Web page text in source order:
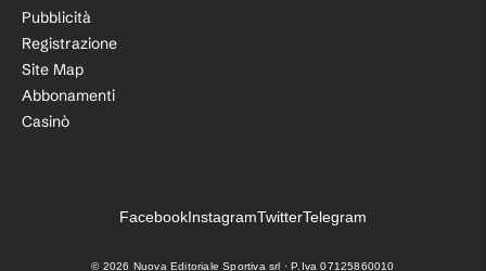
Pubblicità
Registrazione
Site Map
Abbonamenti
Casinò
FacebookInstagramTwitterTelegram
© 2026 Nuova Editoriale Sportiva srl · P.Iva 07125860010